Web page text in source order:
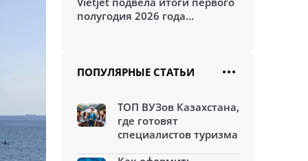
полугодия 2026 года...
ПОПУЛЯРНЫЕ СТАТЬИ
ТОП ВУЗов Казахстана,
где готовят
специалистов туризма